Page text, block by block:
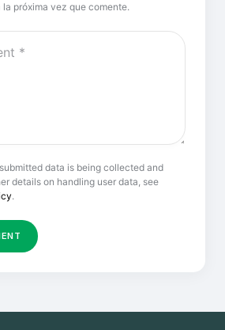
la próxima vez que comente.
data is being collected and
details on handling user data, see
.